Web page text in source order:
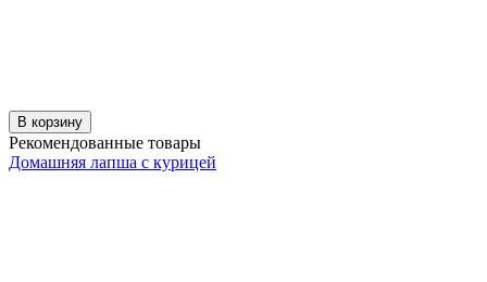
В корзину
Рекомендованные товары
Домашняя лапша с курицей